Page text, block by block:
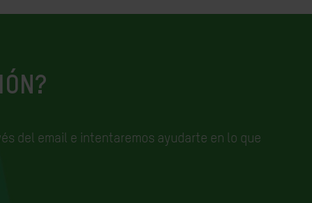
del email e intentaremos ayudarte en lo que